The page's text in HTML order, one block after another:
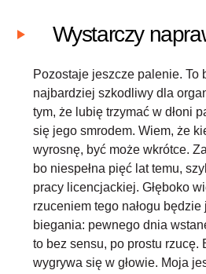
Wystarczy
Pozostaje jeszcze palenie. To
najbardziej szkodliwy dla
tym, że lubię trzymać w dłoni
się jego smrodem. Wiem, że
wyrosnę, być może wkrótce.
bo niespełna pięć lat temu,
pracy licencjackiej. Głęboko
rzuceniem tego nałogu
biegania: pewnego dnia
to bez sensu, po prostu rzucę.
wygrywa się w głowie. Moja